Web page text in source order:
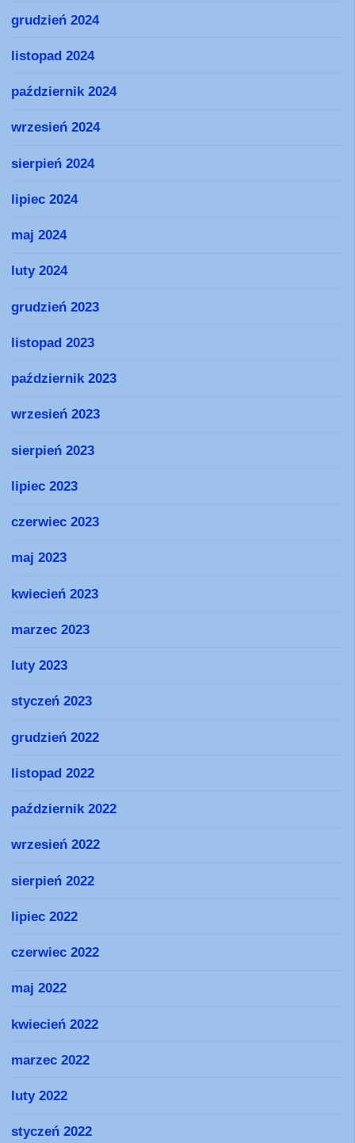
grudzień 2024
listopad 2024
październik 2024
wrzesień 2024
sierpień 2024
lipiec 2024
maj 2024
luty 2024
grudzień 2023
listopad 2023
październik 2023
wrzesień 2023
sierpień 2023
lipiec 2023
czerwiec 2023
maj 2023
kwiecień 2023
marzec 2023
luty 2023
styczeń 2023
grudzień 2022
listopad 2022
październik 2022
wrzesień 2022
sierpień 2022
lipiec 2022
czerwiec 2022
maj 2022
kwiecień 2022
marzec 2022
luty 2022
styczeń 2022